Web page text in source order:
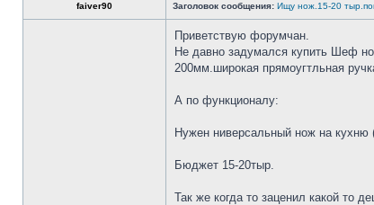
faiver90 Заголовок сообщения: Ищу нож.15-20
Приветствую форумчан.
Не давно задумался купить Шеф
200мм.широкая прямоугтльная
А по функционалу:
Нужен ниверсальный нож на кухню
Бюджет 15-20тыр.
Так же когда то заценил какой то